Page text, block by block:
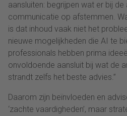
aansluiten: begrijpen wat er bij
communicatie op afstemmen.
is dat inhoud vaak niet het
nieuwe mogelijkheden die AI te
professionals hebben prima
onvoldoende aansluit bij wat de
strandt zelfs het beste advies.”
Daarom zijn beïnvloeden en
‘zachte vaardigheden’, maar